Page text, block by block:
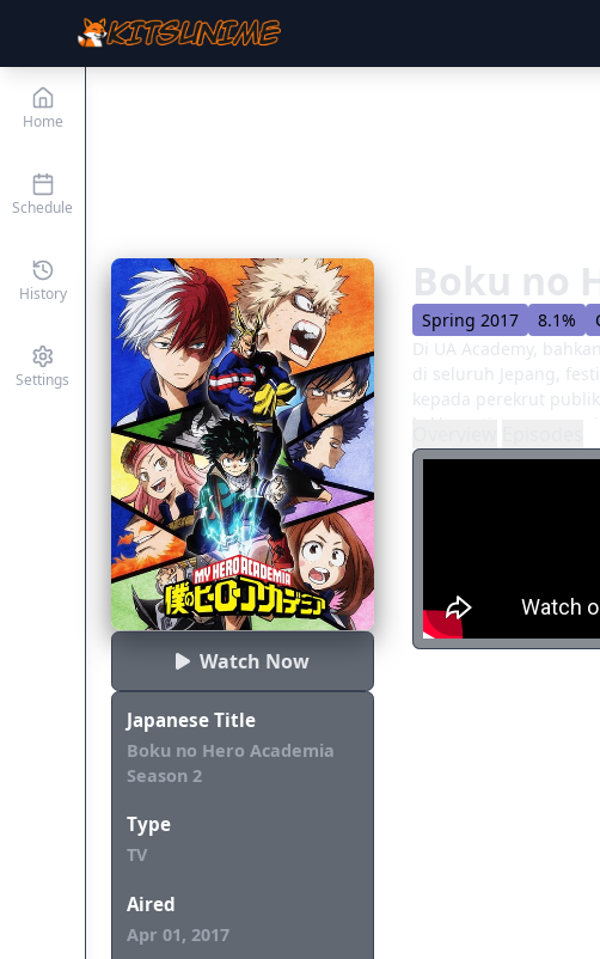
Home
Schedule
History
Settings
Watch Now
Japanese Title
Boku no Hero Academia
Season 2
Type
TV
Aired
Apr 01, 2017
Boku no
Spring 2017 8.1%
Di UA Academy,
di seluruh Jepang,
kepada perekrut
kekhawatirannya
seperti api dan